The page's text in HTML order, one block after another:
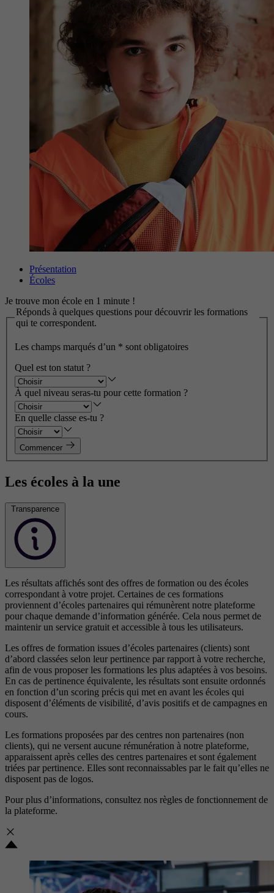
Présentation
Écoles
Je trouve mon école en 1 minute !
Réponds à quelques questions pour découvrir les formations
qui te correspondent.
Les champs marqués d’un * sont obligatoires
Quel est ton statut ?
À quel niveau seras-tu pour cette formation ?
En quelle classe es-tu ?
Commencer
Les écoles à la une
Transparence
Les résultats affichés sont des offres de formation ou des écoles
correspondant à votre projet. Certaines de ces formations
proviennent d’écoles partenaires qui rémunèrent notre plateforme
pour chaque demande d’information générée. Cela nous permet de
maintenir un service gratuit et accessible à tous les utilisateurs.
Les offres de formation issues d’écoles partenaires (clients) sont
d’abord classées selon leur pertinence par rapport à votre recherche,
afin de vous proposer les formations les plus adaptées à vos besoins.
En cas de pertinence équivalente, les résultats sont ensuite ordonnés
en fonction d’un scoring précis qui met en avant les écoles qui
disposent d’éléments de visibilité, d’avis positifs et de campagnes en
cours.
Les formations proposées par des centres non partenaires (non
clients), qui ne versent aucune rémunération à notre plateforme,
apparaissent après celles des centres partenaires et sont également
triées par pertinence. Elles sont reconnaissables par le fait qu’elles ne
disposent pas de logos.
Pour plus d’informations, consultez nos règles de fonctionnement de
la plateforme.